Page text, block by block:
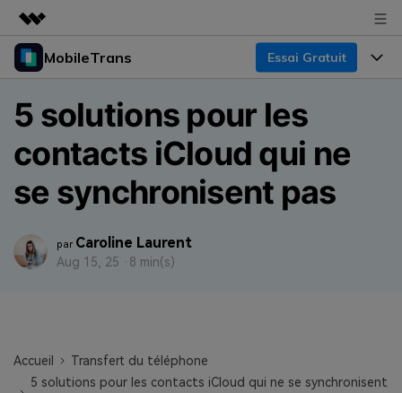
Produits phares
Utilité
Business
Solutions
À propos
Actualités
Boutique
MobileTrans Essai Gratuit
Produits
Fonctionnalités
Fonctionnalités
Ressources
Transfert de Données Téléphone
Sauvegarde & Restauration
Prix
Tarifs pour App
Tutoriel
5 solutions pour les
contacts iCloud qui ne
se synchronisent pas
par Caroline Laurent
Aug 15, 25 · 8 min(s)
Accueil
Transfert du téléphone
5 solutions pour les contacts iCloud qui ne se synchronisent